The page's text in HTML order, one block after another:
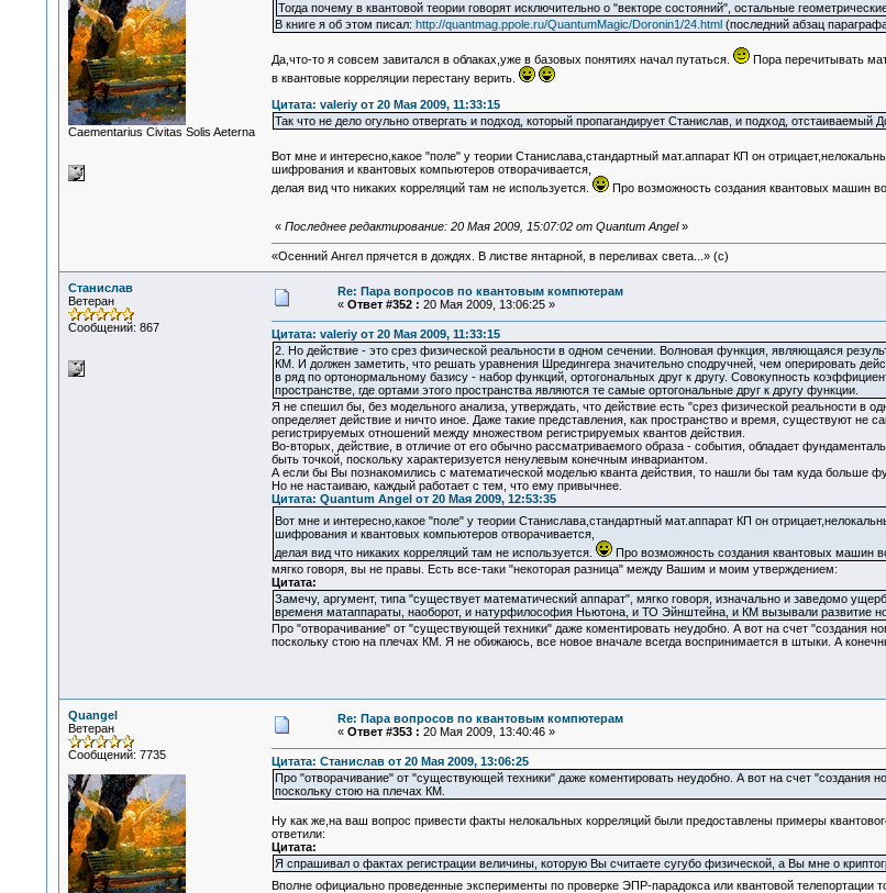
Сaementarius Civitas Solis Aeterna
Тогда почему в квантовой теории говорят исключительно о "векторе состояний", остальные
В книге я об этом писал: http://quantmag.ppole.ru/QuantumMagic/Doronin1/24.html (последний абзац
Да,что-то я совсем завитался в облаках,уже в базовых понятиях начал путаться. Пора перечитывать
в квантовые корреляции перестану верить.
Цитата: valeriy от 20 Мая 2009, 11:33:15
Так что не дело огульно отвергать и подход, который пропагандирует Станислав, и подход,
Вот мне и интересно,какое "поле" у теории Станислава,стандартный мат.аппарат КП он
шифрования и квантовых компьютеров отворачивается,
делая вид что никаких корреляций там не используется.
Про возможность создания квантовых машин
« Последнее редактирование: 20 Мая 2009, 15:07:02 от Quantum Angel»
«Осенний Ангел прячется в дождях. В листве янтарной, в переливах света...» (c)
Станислав
Ветеран
Сообщений: 867
Re: Пара вопросов по квантовым компютерам
« Ответ #352 : 20 Мая 2009, 13:06:25 »
Цитата: valeriy от 20 Мая 2009, 11:33:15
2. Но действие - это срез физической реальности в одном сечении. Волновая функция, являющаяся
КМ. И должен заметить, что решать уравнения Шредингера значительно сподручней, чем оперировать
в ряд по ортонормальному базису - набор функций, ортогональных друг к другу. Совокупность
пространстве, где ортами этого пространства являются те самые ортогональные друг к другу функции.
Я не спешил бы, без модельного анализа, утверждать, что действие есть "срез физической реальности в
определяет действие и ничто иное. Даже такие представления, как пространство и время, существуют
регистрируемых отношений между множеством регистрируемых квантов действия.
Во-вторых, действие, в отличие от его обычно рассматриваемого образа - события, обладает
быть точкой, поскольку характеризуется ненулевым конечным инвариантом.
А если бы Вы познакомились с математической моделью кванта действия, то нашли бы там куда больше
Но не настаиваю, каждый работает с тем, что ему привычнее.
Цитата: Quantum Angel от 20 Мая 2009, 12:53:35
Вот мне и интересно,какое "поле" у теории Станислава,стандартный мат.аппарат КП он
шифрования и квантовых компьютеров отворачивается,
делая вид что никаких корреляций там не используется.
Про возможность создания квантовых машин
мягко говоря, вы не правы. Есть все-таки "некоторая разница" между Вашим и моим утверждением:
Цитата:
Замечу, аргумент, типа "существует математический аппарат", мягко говоря, изначально и заведомо
временя матаппараты, наоборот, и натурфилософия Ньютона, и ТО Эйнштейна, и КМ вызывали развитие
Про "отворачивание" от "существующей техники" даже коментировать неудобно. А вот на счет
поскольку стою на плечах КМ. Я не обижаюсь, все новое вначале всегда воспринимается в штыки. А
Quangel
Ветеран
Сообщений: 7735
Re: Пара вопросов по квантовым компютерам
« Ответ #353 : 20 Мая 2009, 13:40:46 »
Цитата: Станислав от 20 Мая 2009, 13:06:25
Про "отворачивание" от "существующей техники" даже коментировать неудобно. А вот на счет
поскольку стою на плечах КМ.
Ну как же,на ваш вопрос привести факты нелокальных корреляций были предоставлены примеры
ответили:
Цитата:
Я спрашивал о фактах регистрации величины, которую Вы считаете сугубо физической, а Вы мне о
Вполне официально проведенные эксперименты по проверке ЭПР-парадокса или квантовой телепортации